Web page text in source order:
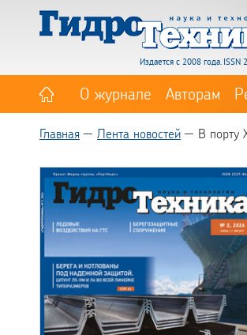
Издается с 2008 года. ISSN
О журнале Авторам
Главная Лента новостей В порту